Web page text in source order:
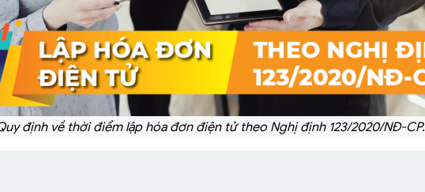
định về thời điểm lập hóa đơn điện tử theo Nghị định 123/2020/NĐ-CP.